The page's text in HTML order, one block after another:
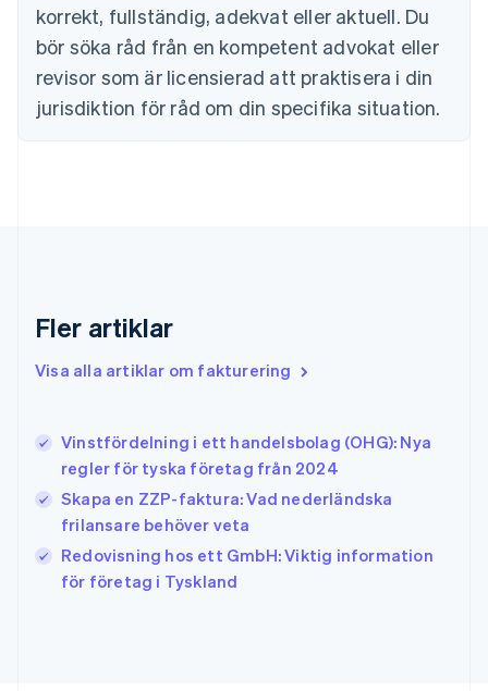
korrekt, fullständig, adekvat eller aktuell. Du
bör söka råd från en kompetent advokat eller
revisor som är licensierad att praktisera i din
jurisdiktion för råd om din specifika situation.
Fler artiklar
Visa alla artiklar om fakturering
Vinstfördelning i ett handelsbolag (OHG): Nya
regler för tyska företag från 2024
Skapa en ZZP-faktura: Vad nederländska
frilansare behöver veta
Redovisning hos ett GmbH: Viktig information
för företag i Tyskland
Fastlandskina
简体中文English
Finland
English Svenska
Frankrike
简体中文
Indien
Irland
ItalianoEnglish
Japan
日本語 English
Kanada
EnglishFrançais
Kroatien
EnglishItaliano